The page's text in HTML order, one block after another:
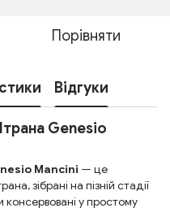
Порівняти
Відгуки
Genesio
Mancini — це
зібрані на пізній стадії
консервовані у простому